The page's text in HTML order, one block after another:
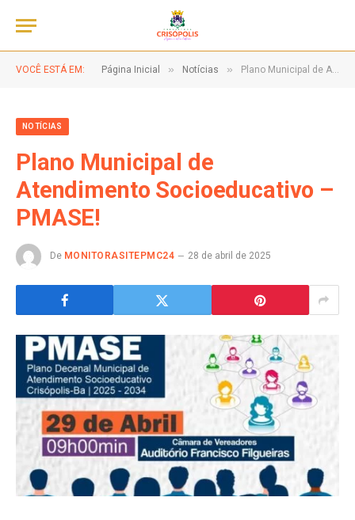
VOCÊ ESTÁ EM: Página Inicial » Notícias » Plano Municipal de Atendimento Socioeducativo – PMASE!
NOTÍCIAS
Plano Municipal de
Atendimento Socioeducativo –
PMASE!
De MONITORASITEPMC24 28 de abril de 2025